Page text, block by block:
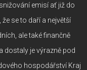
emisí ať již do
se to daří a největší
ale také finančně
dostaly je výrazně pod
hospodářství Kraj